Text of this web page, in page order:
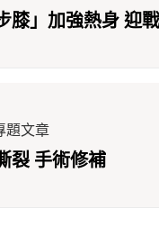
膝」加強熱身 迎
題文章
裂 手術修補